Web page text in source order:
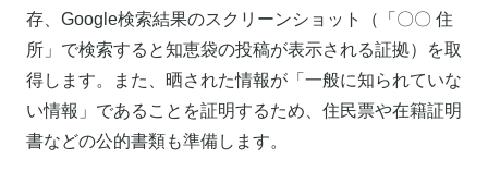
存、Google検索結果のスクリーンショット（「〇〇 住
所」で検索すると知恵袋の投稿が表示される証拠）を取
得します。また、晒された情報が「一般に知られていな
い情報」であることを証明するため、住民票や在籍証明
書などの公的書類も準備します。